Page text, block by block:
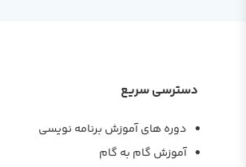
دسترسی سریع
دوره های آموزش برنامه نویسی
آموزش گام به گام